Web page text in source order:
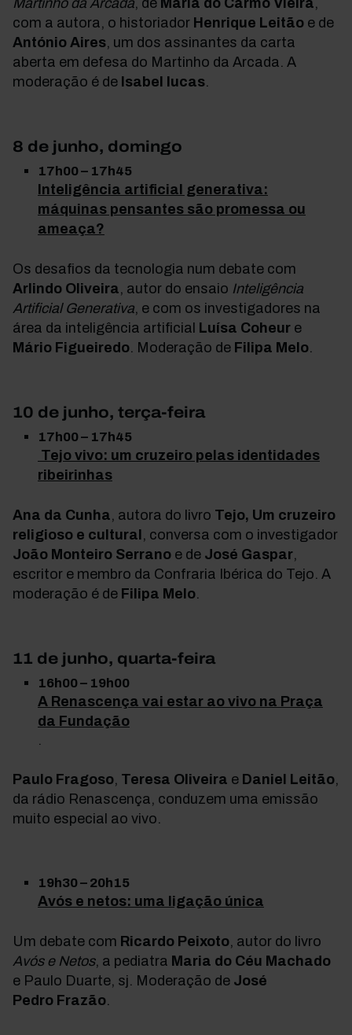
Martinho da Arcada, de Maria do Carmo Vieira,
com a autora, o historiador Henrique Leitão e de
António Aires, um dos assinantes da carta
aberta em defesa do Martinho da Arcada. A
moderação é de Isabel lucas.
8 de junho, domingo
17h00 – 17h45
Inteligência artificial generativa:
máquinas pensantes são promessa ou
ameaça?
Os desafios da tecnologia num debate com
Arlindo Oliveira, autor do ensaio Inteligência
Artificial Generativa, e com os investigadores na
área da inteligência artificial Luísa Coheur e
Mário Figueiredo. Moderação de Filipa Melo.
10 de junho, terça-feira
17h00 – 17h45
Tejo vivo: um cruzeiro pelas identidades
ribeirinhas
Ana da Cunha, autora do livro Tejo, Um cruzeiro
religioso e cultural , conversa com o investigador
João Monteiro Serrano e de José Gaspar,
escritor e membro da Confraria Ibérica do Tejo. A
moderação é de Filipa Melo.
11 de junho, quarta-feira
16h00 – 19h00
A Renascença vai estar ao vivo na Praça
da Fundação
.
Paulo Fragoso, Teresa Oliveira e Daniel Leitão,
da rádio Renascença, conduzem uma emissão
muito especial ao vivo.
19h30 – 20h15
Avós e netos: uma ligação única
Um debate com Ricardo Peixoto, autor do livro
Avós e Netos, a pediatra Maria do Céu Machado
e Paulo Duarte, sj. Moderação de José
Pedro Frazão.